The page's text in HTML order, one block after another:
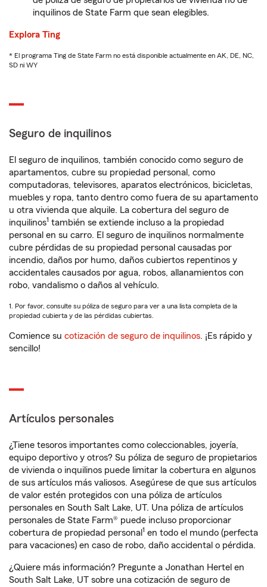
inquilinos de State Farm que sean elegibles.
Explora Ting
* El programa Ting de State Farm no está disponible actualmente en AK, DE, NC,
SD ni WY
Seguro de inquilinos
El seguro de inquilinos, también conocido como seguro de
apartamentos, cubre su propiedad personal, como
computadoras, televisores, aparatos electrónicos, bicicletas,
muebles y ropa, tanto dentro como fuera de su apartamento
u otra vivienda que alquile. La cobertura del seguro de
inquilinos1 también se extiende incluso a la propiedad
personal en su carro. El seguro de inquilinos normalmente
cubre pérdidas de su propiedad personal causadas por
incendio, daños por humo, daños cubiertos repentinos y
accidentales causados por agua, robos, allanamientos con
robo, vandalismo o daños al vehículo.
1. Por favor, consulte su póliza de seguro para ver a una lista completa de la
propiedad cubierta y de las pérdidas cubiertas.
Comience su cotización de seguro de inquilinos. ¡Es rápido y
sencillo!
Artículos personales
¿Tiene tesoros importantes como coleccionables, joyería,
equipo deportivo y otros? Su póliza de seguro de propietarios
de vivienda o inquilinos puede limitar la cobertura en algunos
de sus artículos más valiosos. Asegúrese de que sus artículos
de valor estén protegidos con una póliza de artículos
personales en South Salt Lake, UT. Una póliza de artículos
personales de State Farm® puede incluso proporcionar
cobertura de propiedad personal 1 en todo el mundo (perfecta
para vacaciones) en caso de robo, daño accidental o pérdida.
¿Quiere más información? Pregunte a Jonathan Hertel en
South Salt Lake, UT sobre una cotización de seguro de